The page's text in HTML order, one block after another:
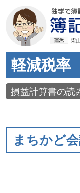
軽減税率
損益計算書の読
まちかど